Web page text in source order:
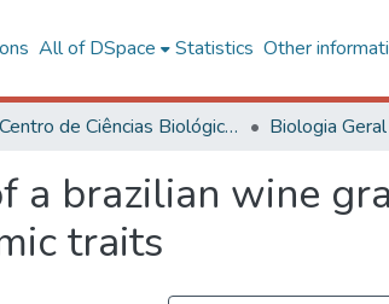
All of DSpace Statistics Other
Centro de Ciências Biológicas e da Saúde Biologia Geral
a brazilian wine
traits